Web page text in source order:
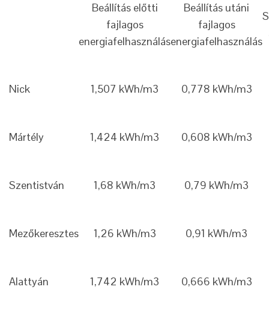
Beállítás előtti
fajlagos
energiafelhasználás
Beállítás utáni
fajlagos
energiafelhasználás
Nick 1,507 kWh/m3 0,778 kWh/m3
Mártély 1,424 kWh/m3 0,608 kWh/m3
Szentistván 1,68 kWh/m3 0,79 kWh/m3
Mezőkeresztes 1,26 kWh/m3 0,91 kWh/m3
Alattyán 1,742 kWh/m3 0,666 kWh/m3